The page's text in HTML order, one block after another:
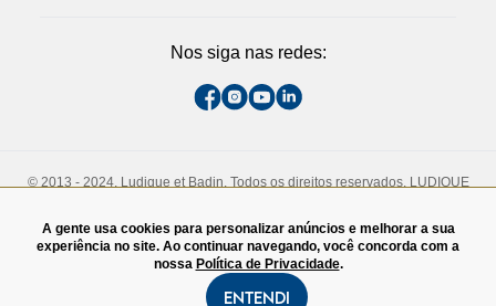
Nos siga nas redes:
© 2013 - 2024, Ludique et Badin. Todos os direitos reservados. LUDIQUE
Rua Padre João Manuel, 808, 1° andar. São Paulo, SP. CEP - 01411-000.
TEL:(11)3060-4828
A gente usa cookies para personalizar anúncios e melhorar a sua
experiência no site. Ao continuar navegando, você concorda com a
nossa Política de Privacidade.
Entendi